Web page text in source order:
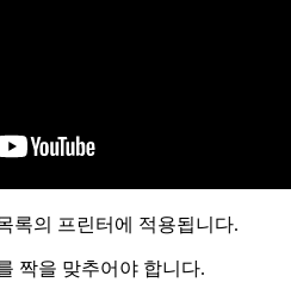
록의 프린터에 적용됩니다.
짝을 맞추어야 합니다.